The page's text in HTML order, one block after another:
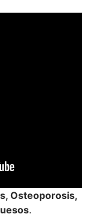
Osteoporosis,
.